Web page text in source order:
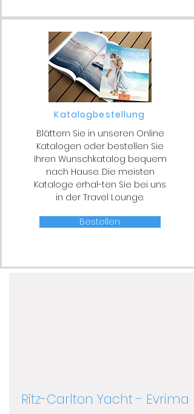
Katalogbestellung
Blättern Sie in unseren Online
Katalogen oder bestellen Sie
Ihren Wunschkatalog bequem
nach Hause. Die meisten
Kataloge erhal-ten Sie bei uns
in der Travel Lounge.
Bestellen
Ritz-Carlton Yacht - Evrima